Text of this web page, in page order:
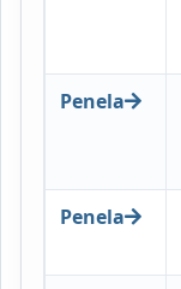
Penela
Penela